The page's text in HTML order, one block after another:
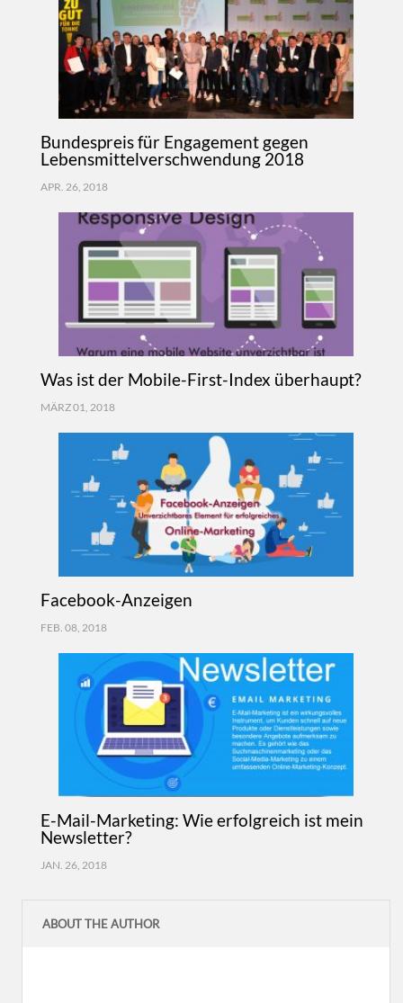
Bundespreis für Engagement gegen
Lebensmittelverschwendung 2018
APR. 26, 2018
Was ist der Mobile-First-Index überhaupt?
MÄRZ 01, 2018
Facebook-Anzeigen
FEB. 08, 2018
E-Mail-Marketing: Wie erfolgreich ist mein
Newsletter?
JAN. 26, 2018
ABOUT THE AUTHOR